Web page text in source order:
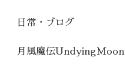
日常・ブログ
月風魔伝UndyingMoon